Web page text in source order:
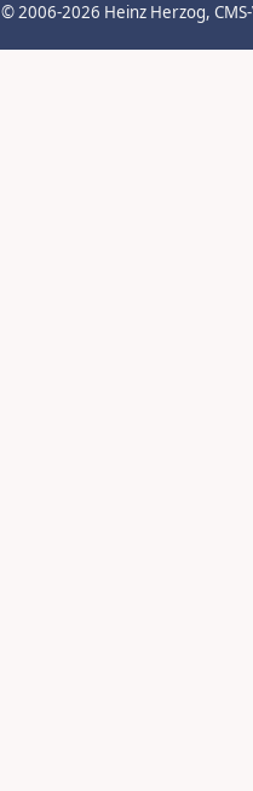
© 2006-2026 Heinz Herzog,